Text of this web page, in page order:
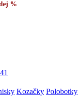
%
41
Kozačky Polobotky